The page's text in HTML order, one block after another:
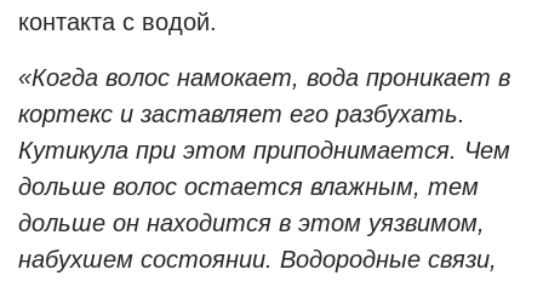
контакта с водой.
«Когда волос намокает, вода проникает в
кортекс и заставляет его разбухать.
Кутикула при этом приподнимается. Чем
дольше волос остается влажным, тем
дольше он находится в этом уязвимом,
набухшем состоянии. Водородные связи,